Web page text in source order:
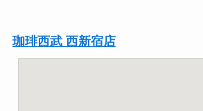
珈琲西武 西新宿店